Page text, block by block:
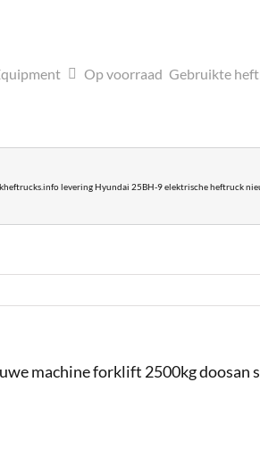
Op voorraad Gebruikte
levering Hyundai 25BH-9 elektrische heftruck
machine forklift 2500kg